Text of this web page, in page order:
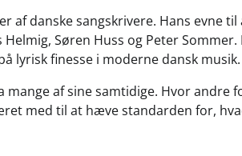
af danske sangskrivere. Hans evne
Søren Huss og Peter
lyrisk finesse i moderne dansk musik.
af sine samtidige. Hvor andre
med til at hæve standarden for,